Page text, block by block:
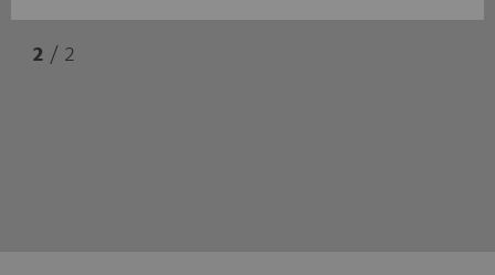
2 / 2